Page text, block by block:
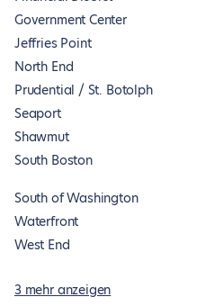
Government Center
Jeffries Point
North End
Prudential / St. Botolph
Seaport
Shawmut
South Boston
South of Washington
Waterfront
West End
3 mehr anzeigen